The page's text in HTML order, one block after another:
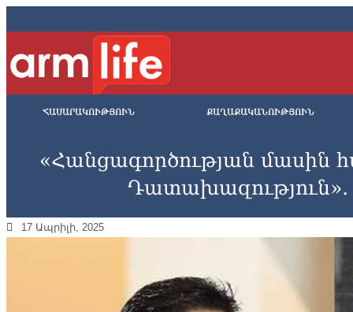
ՀԱՍԱՐԱԿՈՒԹՅՈՒՆ ՔԱՂԱՔԱԿԱՆՈՒԹՅՈՒՆ
«Հանցագործության մասին
17 Ապրիլի, 2025